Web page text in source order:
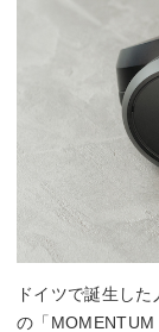
ドイツで誕生し
の「MOMENTUM